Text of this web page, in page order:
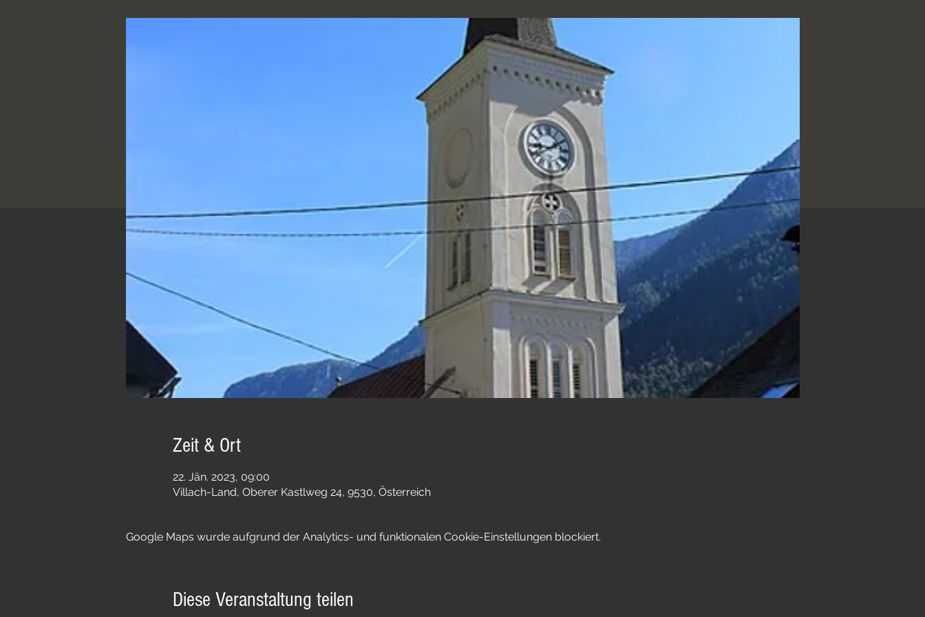
Zeit & Ort
22. Jän. 2023, 09:00
Villach-Land, Oberer Kastlweg 24, 9530, Österreich
Google Maps wurde aufgrund der Analytics- und funktionalen Cookie-Einstellungen blockiert.
Diese Veranstaltung teilen